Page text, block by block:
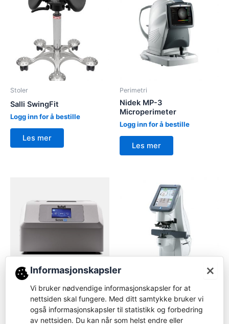
Stoler
Salli SwingFit
Logg inn for å bestille
Les mer
Perimetri
Nidek MP-3
Microperimeter
Logg inn for å bestille
Les mer
Briot Scan 8 Remote-
tracer
Logg inn for å bestille
Fokusmåler
Nidek LM-7P fokusmåler
Logg inn for å bestille
×
Informasjonskapsler
Vi bruker nødvendige informasjonskapsler for at
nettsiden skal fungere. Med ditt samtykke bruker vi
også informasjonskapsler til statistikk og forbedring
av nettsiden. Du kan når som helst endre eller